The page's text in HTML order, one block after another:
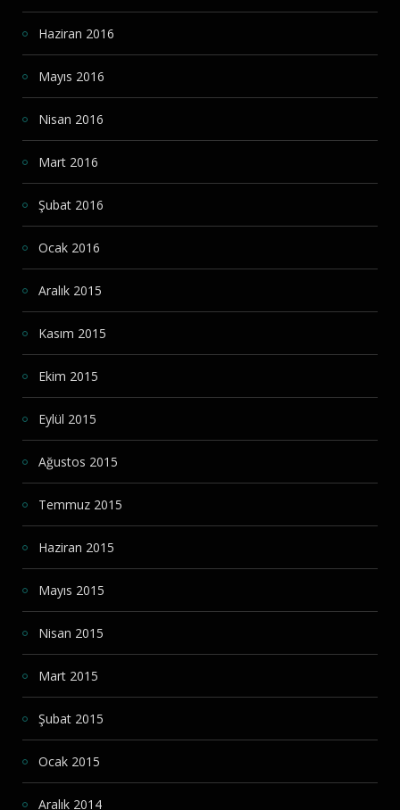
Haziran 2016
Mayıs 2016
Nisan 2016
Mart 2016
Şubat 2016
Ocak 2016
Aralık 2015
Kasım 2015
Ekim 2015
Eylül 2015
Ağustos 2015
Temmuz 2015
Haziran 2015
Mayıs 2015
Nisan 2015
Mart 2015
Şubat 2015
Ocak 2015
Aralık 2014